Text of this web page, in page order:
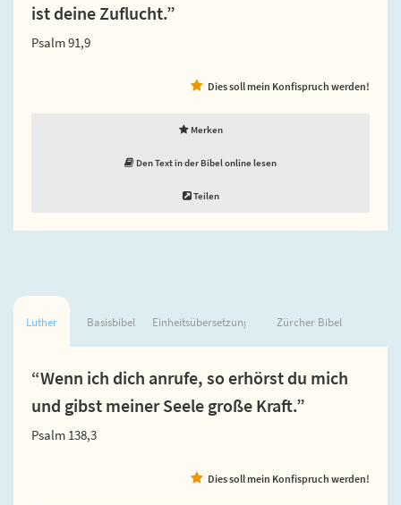
ist deine Zuflucht.”
Psalm 91,9
Dies soll mein Konfispruch werden!
Merken
Den Text in der Bibel online lesen
Teilen
Luther Basisbibel Einheitsübersetzung Zürcher Bibel
“Wenn ich dich anrufe, so erhörst du mich
und gibst meiner Seele große Kraft.”
Psalm 138,3
Dies soll mein Konfispruch werden!